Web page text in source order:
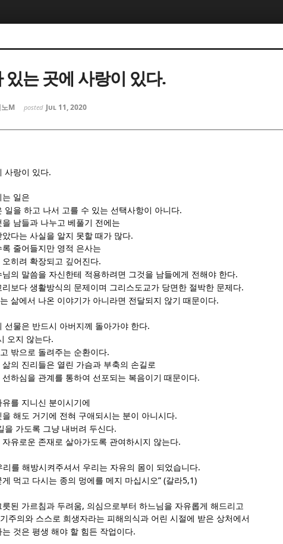
있는 곳에 사랑이 있다.
노M posted Jul 11, 2020
사랑이 있다.
는 일은
일을 하고 나서 고를 수 있는 선택사항이 아니다.
남들과 나누고 베풀기 전에는
았다는 사실을 알지 못할 때가 많다.
줄어들지만 영적 은사는
히려 확장되고 깊어진다.
님의 말씀을 자신한테 적용하려면 그것을 남들에게 전해야 한다.
리보다 생활방식의 문제이며 그리스도교가 당면한 절박한 문제다.
삶에서 나온 이야기가 아니라면 전달되지 않기 때문이다.
선물은 반드시 아버지께 돌아가야 한다.
오지 않는다.
밖으로 돌려주는 순환이다.
의 진리들은 열린 가슴과 부축의 손길로
선하심을 관계를 통하여 선포되는 복음이기 때문이다.
를 지니신 분이시기에
을 해도 거기에 전혀 구애되시는 분이 아니시다.
을 가도록 그냥 내버려 두신다.
자유로운 존재로 살아가도록 관여하시지 않는다.
리를 해방시켜주셔서 우리는 자유의 몸이 되었습니다.
먹고 다시는 종의 멍에를 메지 마십시오” (갈라5,1)
된 가르침과 두려움, 의심으로부터 하느님을 자유롭게 해드리고
주의와 스스로 희생자라는 피해의식과 어린 시절에 받은 상처에서
는 것은 평생 해야 할 힘든 작업이다.
스케치북5
스케치북5